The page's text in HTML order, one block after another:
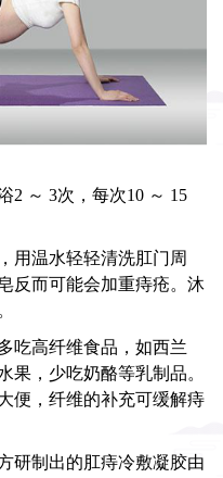
2 ～ 3次，每次10 ～ 15
用温水轻轻清洗肛门周
反而可能会加重痔疮。沐
吃高纤维食品，如西兰
果，少吃奶酪等乳制品。
便，纤维的补充可缓解痔
研制出的肛痔冷敷凝胶由